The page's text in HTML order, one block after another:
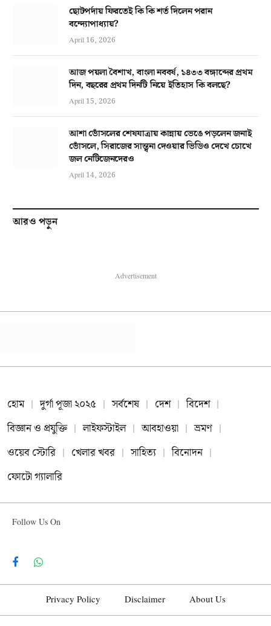
ছোটপর্দায় ফিরতেই কি কি শর্ত দিলেন পরান
বন্দ্যোপাধ্যায়?
April 16, 2026
আজ পয়লা বৈশাখ, বাংলা নববর্ষ, ১৪৩৩ বঙ্গাব্দের প্রথম
দিন, বছরের প্রথম দিনটি নিয়ে ইতিহাস কি বলছে?
April 15, 2026
আশা ভোঁসলের শেষযাত্রায় কান্নায় ভেঙে পড়লেন জনাই
ভোঁসলে, সিরাজের সান্ত্বনা দেওয়ার ভিডিও দেখে চোখে
জল নেটিজেনদেরও
April 14, 2026
আরও পড়ুন
Advertisement
হোম দুর্গা পূজা ২০২৫ সর্বশেষ দেশ
বিদেশ
বিজ্ঞান ও প্রযুক্তি
লাইফস্টাইল আবহাওয়া
ভ্রমণ
ওয়েব স্টোরি
খেলার খবর সাহিত্য
বিনোদন
ফোটো গ্যালারি
Follow Us On
FacebookWhatsApp
Privacy Policy Disclaimer About Us